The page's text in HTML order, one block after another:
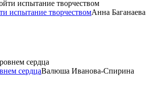
испытание творчествомАнна Баганаева
сердцаВалюша Иванова-Спирина